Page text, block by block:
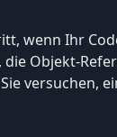
wenn Ihr
Objekt-
versuchen,